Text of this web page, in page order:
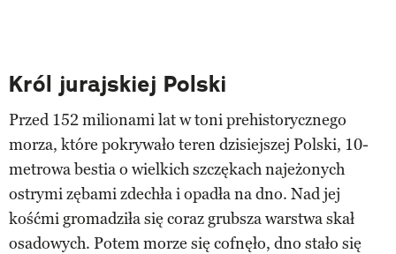
Król jurajskiej Polski
Przed 152 milionami lat w toni prehistorycznego
morza, które pokrywało teren dzisiejszej Polski, 10-
metrowa bestia o wielkich szczękach najeżonych
ostrymi zębami zdechła i opadła na dno. Nad jej
kośćmi gromadziła się coraz grubsza warstwa skał
osadowych. Potem morze się cofnęło, dno stało się